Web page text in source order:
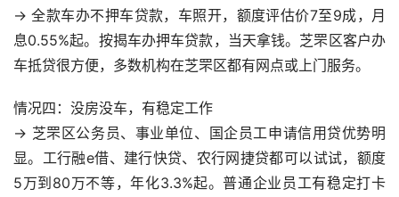
→ 全款车办不押车贷款，车照开，额度评估价7至9成，月
息0.55%起。按揭车办押车贷款，当天拿钱。芝罘区客户办
车抵贷很方便，多数机构在芝罘区都有网点或上门服务。
情况四：没房没车，有稳定工作
→ 芝罘区公务员、事业单位、国企员工申请信用贷优势明
显。工行融e借、建行快贷、农行网捷贷都可以试试，额度
5万到80万不等，年化3.3%起。普通企业员工有稳定打卡